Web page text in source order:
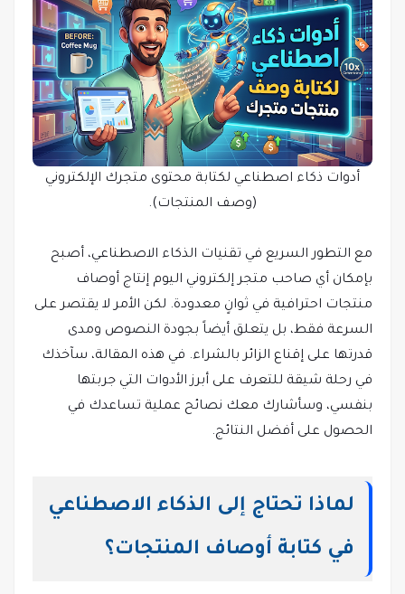
أدوات ذكاء اصطناعي لكتابة محتوى متجرك الإلكتروني
(وصف المنتجات).
مع التطور السريع في تقنيات الذكاء الاصطناعي، أصبح
بإمكان أي صاحب متجر إلكتروني اليوم إنتاج أوصاف
منتجات احترافية في ثوانٍ معدودة. لكن الأمر لا يقتصر على
السرعة فقط، بل يتعلق أيضاً بجودة النصوص ومدى
قدرتها على إقناع الزائر بالشراء. في هذه المقالة، سآخذك
في رحلة شيقة للتعرف على أبرز الأدوات التي جربتها
بنفسي، وسأشارك معك نصائح عملية تساعدك في
الحصول على أفضل النتائج.
لماذا تحتاج إلى الذكاء الاصطناعي
في كتابة أوصاف المنتجات؟